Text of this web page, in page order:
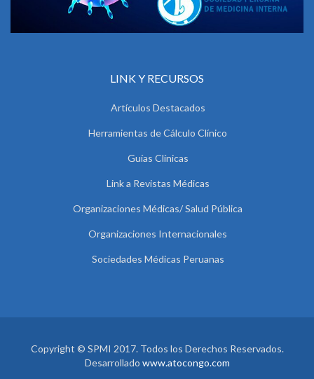
LINK Y RECURSOS
Artículos Destacados
Herramientas de Cálculo Clínico
Guías Clínicas
Link a Revistas Médicas
Organizaciones Médicas/ Salud Pública
Organizaciones Internacionales
Sociedades Médicas Peruanas
Copyright © SPMI 2017. Todos los Derechos Reservados.
Desarrollado www.atocongo.com